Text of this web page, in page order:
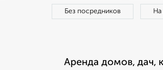
Без посредников На
Аренда домов, дач,